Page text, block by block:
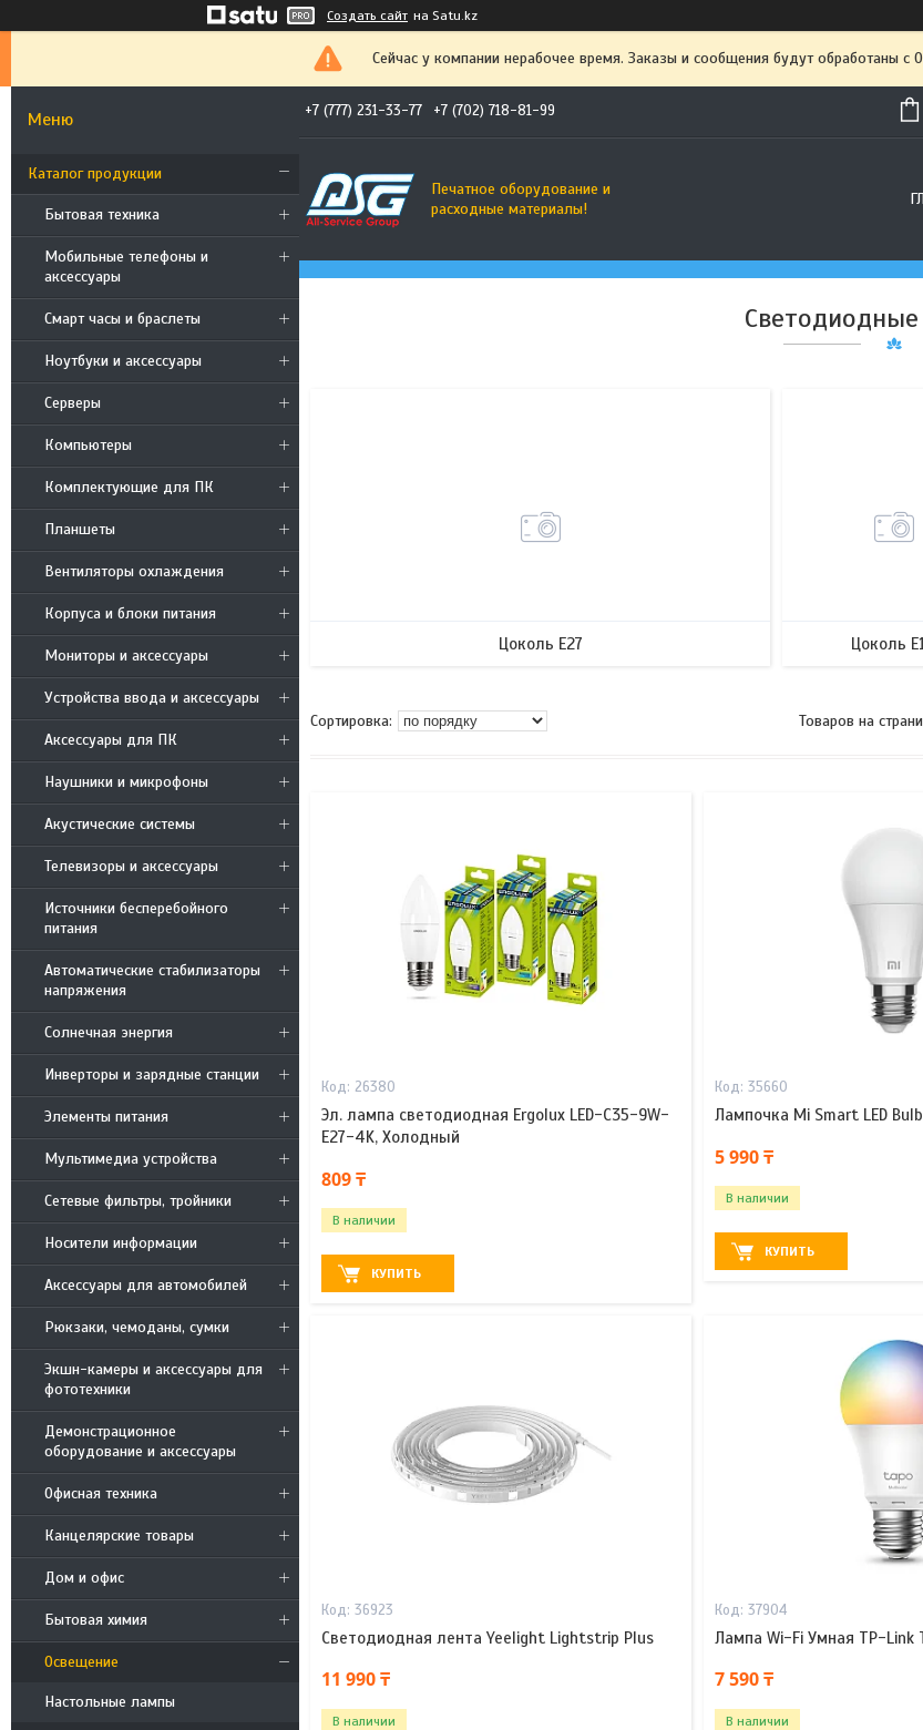
Создать сайт на Satu.kz
Сейчас у компании нерабочее время. Заказы и сообщения будут обработаны
Каталог продукции
Бытовая техника
Мобильные телефоны и
аксессуары
Смарт часы и браслеты
Ноутбуки и аксессуары
Cерверы
Компьютеры
Комплектующие для ПК
Планшеты
Вентиляторы охлаждения
Корпуса и блоки питания
Мониторы и аксессуары
Устройства ввода и аксессуары
Аксессуары для ПК
Наушники и микрофоны
Акустические системы
Телевизоры и аксессуары
Источники бесперебойного
питания
Автоматические стабилизаторы
напряжения
Солнечная энергия
Инверторы и зарядные станции
Элементы питания
Мультимедиа устройства
Сетевые фильтры, тройники
Носители информации
Аксессуары для автомобилей
Рюкзаки, чемоданы, сумки
Экшн-камеры и аксессуары для
фототехники
Демонстрационное
оборудование и аксессуары
Офисная техника
Канцелярские товары
Дом и офис
Бытовая химия
Освещение
Настольные лампы
+7 (777) 231-33-77 +7 (702) 718-81-99
Печатное оборудование и
расходные материалы!
39
Цоколь E27
17
Цоколь
26380
Эл. лампа светодиодная Ergolux LED-C35-9W-
E27-4K, Холодный
809 ₸
В наличии
КУПИТЬ
35660
Лампочка Mi Smart LED
5 990 ₸
В наличии
КУПИТЬ
36923
Светодиодная лента Yeelight Lightstrip Plus
11 990 ₸
В наличии
37904
Лампа Wi-Fi Умная TP-Link
7 590 ₸
В наличии